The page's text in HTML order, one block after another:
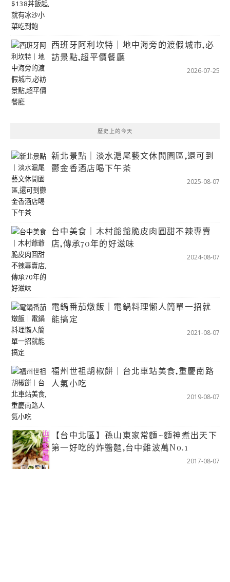
西班牙阿利坎特｜地中海旁的渡假城市,必
訪景點,超平價餐廳
2026-07-25
歷史上的今天
新北景點｜淡水滬尾藝文休閒園區,還可到
鬱金香酒店喝下午茶
2025-08-07
台中美食｜木村爺爺脆皮肉圓甜不辣專賣
店,傳承70年的好滋味
2024-08-07
電鍋番茄燉飯｜電鍋料理懶人簡單一招就
能搞定
2021-08-07
福州世祖胡椒餅｜台北車站美食,重慶南路
人氣小吃
2019-08-07
【台中北區】孫山東家常麵~麵神煮出天下
第一好吃的炸醬麵,台中難波萬No.1
2017-08-07